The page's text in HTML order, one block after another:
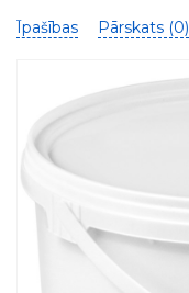
Īpašības Pārskats (0)